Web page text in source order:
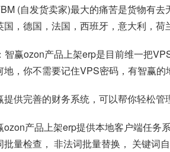
(自发货卖家)最大的痛苦是货物有
，德国，法国，西班牙，意大利，荷
智赢ozon产品上架erp是目前维一把
，你不需要记住VPS密码，有智赢的
供完善的财务系统，可以帮你轻松管
ozon产品上架erp提供本地客户端任务
量检查， 非法词批量替换， 关键词